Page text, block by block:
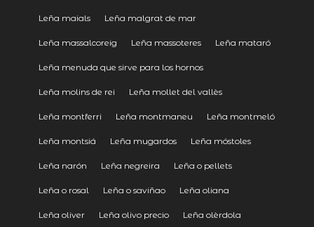
Leña maials Leña malgrat de mar
Leña massalcoreig Leña massoteres Leña mataró
Leña menuda que sirve para los hornos
Leña molins de rei Leña mollet del vallès
Leña montferri Leña montmaneu Leña montmeló
Leña montsiá Leña mugardos Leña móstoles
Leña narón Leña negreira Leña o pellets
Leña o rosal Leña o saviñao Leña oliana
Leña oliver Leña olivo precio Leña olèrdola